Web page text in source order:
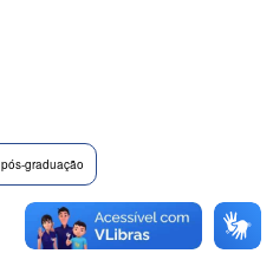
pós-graduação